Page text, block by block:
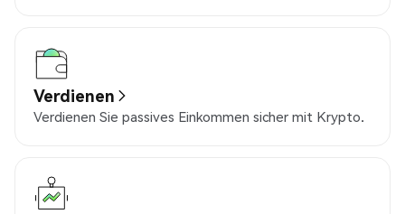
Verdienen
Verdienen Sie passives Einkommen sicher mit Krypto.